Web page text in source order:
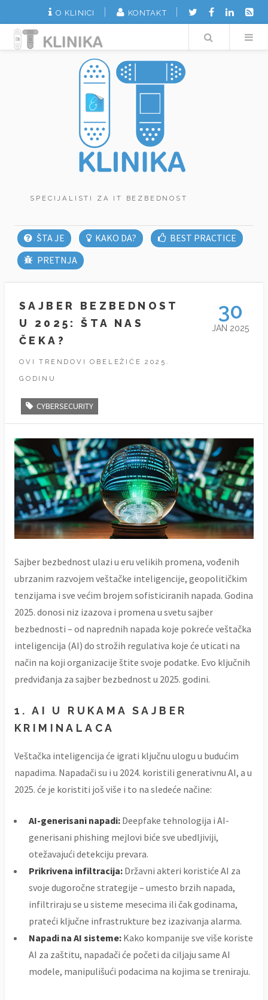
O KLINICI KONTAKT
Search
ŠTA JE KAKO DA?
BEST PRACTICE
PRETNJA
SAJBER BEZBEDNOST
U 2025: ŠTA NAS
ČEKA?
OVI TRENDOVI OBELEŽIĆE 2025.
GODINU
CYBERSECURITY
30
JAN 2025
Sajber bezbednost ulazi u eru velikih promena, vođenih
ubrzanim razvojem veštačke inteligencije, geopolitičkim
tenzijama i sve većim brojem sofisticiranih napada. Godina
2025. donosi niz izazova i promena u svetu sajber
bezbednosti – od naprednih napada koje pokreće veštačka
inteligencija (AI) do strožih regulativa koje će uticati na
način na koji organizacije štite svoje podatke. Evo ključnih
predviđanja za sajber bezbednost u 2025. godini.
1.AI U RUKAMA SAJBER
KRIMINALACA
Veštačka inteligencija će igrati ključnu ulogu u budućim
napadima. Napadači su i u 2024. koristili generativnu AI, a u
2025. će je koristiti još više i to na sledeće načine:
AI-generisani napadi: Deepfake tehnologija i AI-
generisani phishing mejlovi biće sve ubedljiviji,
otežavajući detekciju prevara.
Prikrivena infiltracija: Državni akteri koristiće AI za
svoje dugoročne strategije – umesto brzih napada,
infiltriraju se u sisteme mesecima ili čak godinama,
prateći ključne infrastrukture bez izazivanja alarma.
Napadi na AI sisteme: Kako kompanije sve više koriste
AI za zaštitu, napadači će početi da ciljaju same AI
modele, manipulišući podacima na kojima se treniraju.
SPECIJALISTI ZA IT BEZBEDNOST